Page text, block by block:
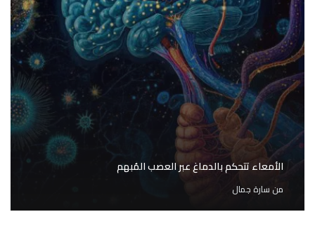
الأمعاء تتحكم بالدماغ عبر العصب المُبهم
من سارة جمال